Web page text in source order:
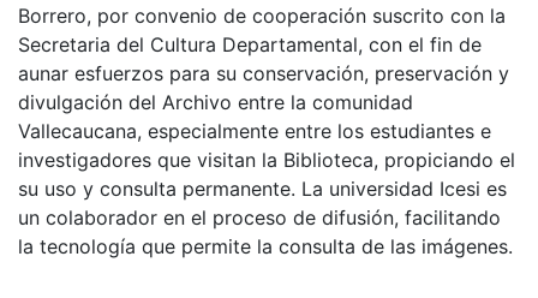
Borrero, por convenio de cooperación suscrito con la
Secretaria del Cultura Departamental, con el fin de
aunar esfuerzos para su conservación, preservación y
divulgación del Archivo entre la comunidad
Vallecaucana, especialmente entre los estudiantes e
investigadores que visitan la Biblioteca, propiciando el
su uso y consulta permanente. La universidad Icesi es
un colaborador en el proceso de difusión, facilitando
la tecnología que permite la consulta de las imágenes.